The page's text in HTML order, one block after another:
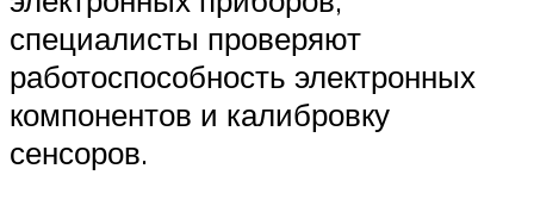
специалисты проверяют
работоспособность электронных
компонентов и калибровку
сенсоров.